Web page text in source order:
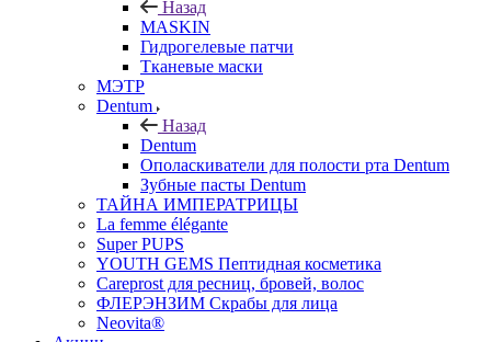
Назад
MASKIN
Гидрогелевые патчи
Тканевые маски
МЭТР
Dentum
Назад
Dentum
Ополаскиватели для полости рта Dentum
Зубные пасты Dentum
ТАЙНА ИМПЕРАТРИЦЫ
La femme élégante
Super PUPS
YOUTH GEMS Пептидная косметика
Careprost для ресниц, бровей, волос
ФЛЕРЭНЗИМ Скрабы для лица
Neovita®